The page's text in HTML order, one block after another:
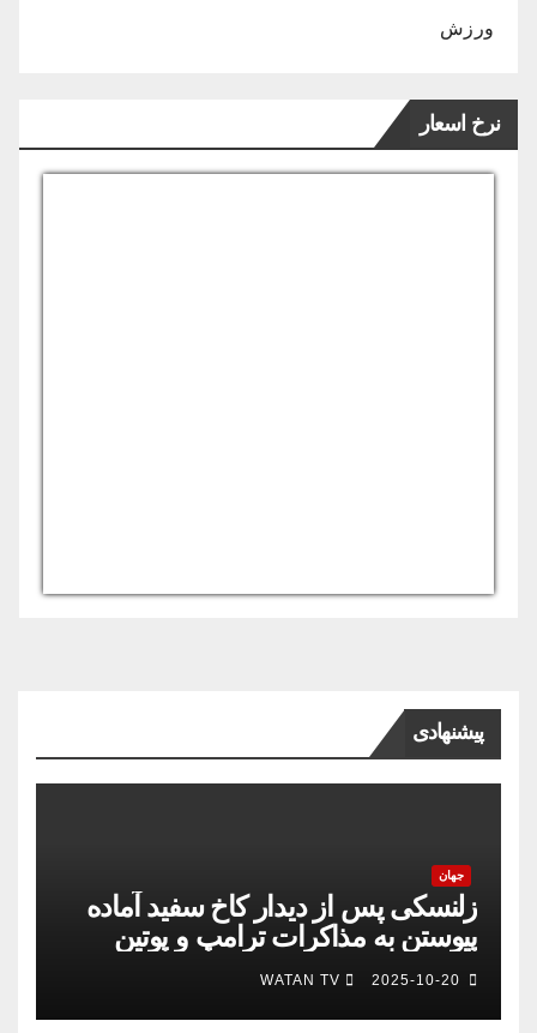
ورزش
نرخ اسعار
پیشنهادی
جهان
زلنسکی پس از دیدار کاخ سفید آماده
پیوستن به مذاکرات ترامپ و پوتین
است
2025-10-20
WATAN TV